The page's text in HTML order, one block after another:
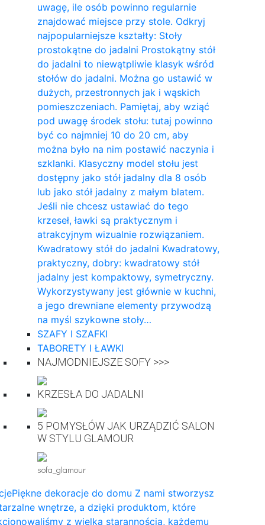
uwagę, ile osób powinno regularnie
znajdować miejsce przy stole. Odkryj
najpopularniejsze kształty: Stoły
prostokątne do jadalni Prostokątny stół
do jadalni to niewątpliwie klasyk wśród
stołów do jadalni. Można go ustawić w
dużych, przestronnych jak i wąskich
pomieszczeniach. Pamiętaj, aby wziąć
pod uwagę środek stołu: tutaj powinno
być co najmniej 10 do 20 cm, aby
można było na nim postawić naczynia i
szklanki. Klasyczny model stołu jest
dostępny jako stół jadalny dla 8 osób
lub jako stół jadalny z małym blatem.
Jeśli nie chcesz ustawiać do tego
krzeseł, ławki są praktycznym i
atrakcyjnym wizualnie rozwiązaniem.
Kwadratowy stół do ​​jadalni Kwadratowy,
praktyczny, dobry: kwadratowy stół
jadalny jest kompaktowy, symetryczny.
Wykorzystywany jest głównie w kuchni,
a jego drewniane elementy przywodzą
na myśl szykowne stoły…
SZAFY I SZAFKI
TABORETY I ŁAWKI
NAJMODNIEJSZE SOFY >>>
KRZESŁA DO JADALNI
5 POMYSŁÓW JAK URZĄDZIĆ SALON
W STYLU GLAMOUR
sofa_glamour
Piękne dekoracje do domu Z nami stworzysz
wnętrze, a dzięki produktom, które
z wielką starannością, każdemu